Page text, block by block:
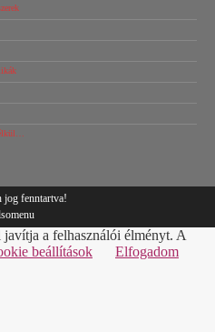
fenntartva!
a felhasználói élményt. A
beállítások
Elfogadom